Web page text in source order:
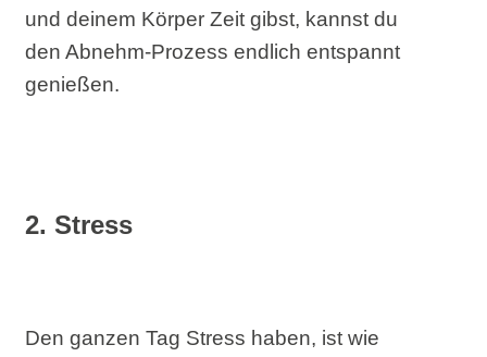
und deinem Körper Zeit gibst, kannst du
den Abnehm-Prozess endlich entspannt
genießen.
2. Stress
Den ganzen Tag Stress haben, ist wie